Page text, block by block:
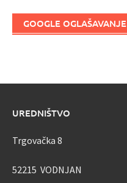
GOOGLE OGLAŠAVANJE
UREDNIŠTVO
Trgovačka 8
52215 VODNJAN